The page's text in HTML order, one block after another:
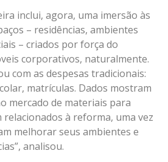
inclui, agora, uma imersão às
– residências, ambientes
– criados por força do
corporativos, naturalmente.
com as despesas tradicionais:
matrículas. Dados mostram
mercado de materiais para
à reforma, uma vez
melhorar seus ambientes e
analisou.